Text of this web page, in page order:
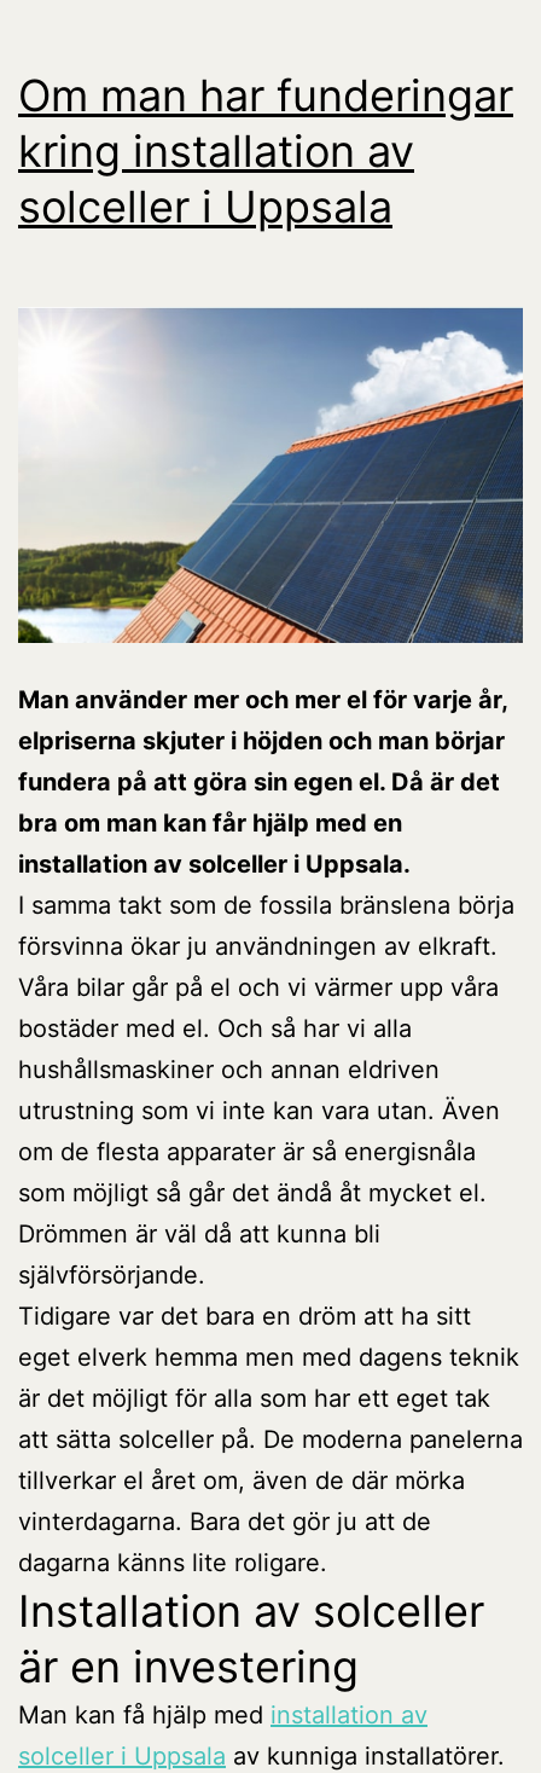
Om man har funderingar
kring installation av
solceller i Uppsala
Man använder mer och mer el för varje år,
elpriserna skjuter i höjden och man börjar
fundera på att göra sin egen el. Då är det
bra om man kan får hjälp med en
installation av solceller i Uppsala.
I samma takt som de fossila bränslena börja
försvinna ökar ju användningen av elkraft.
Våra bilar går på el och vi värmer upp våra
bostäder med el. Och så har vi alla
hushållsmaskiner och annan eldriven
utrustning som vi inte kan vara utan. Även
om de flesta apparater är så energisnåla
som möjligt så går det ändå åt mycket el.
Drömmen är väl då att kunna bli
självförsörjande.
Tidigare var det bara en dröm att ha sitt
eget elverk hemma men med dagens teknik
är det möjligt för alla som har ett eget tak
att sätta solceller på. De moderna panelerna
tillverkar el året om, även de där mörka
vinterdagarna. Bara det gör ju att de
dagarna känns lite roligare.
Installation av solceller
är en investering
Man kan få hjälp med installation av
solceller i Uppsala av kunniga installatörer.